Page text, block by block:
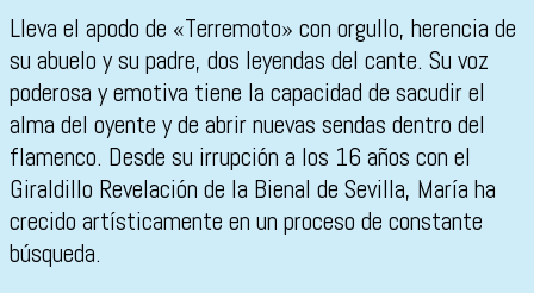
Lleva el apodo de «Terremoto» con orgullo, herencia de
su abuelo y su padre, dos leyendas del cante. Su voz
poderosa y emotiva tiene la capacidad de sacudir el
alma del oyente y de abrir nuevas sendas dentro del
flamenco. Desde su irrupción a los 16 años con el
Giraldillo Revelación de la Bienal de Sevilla, María ha
crecido artísticamente en un proceso de constante
búsqueda.